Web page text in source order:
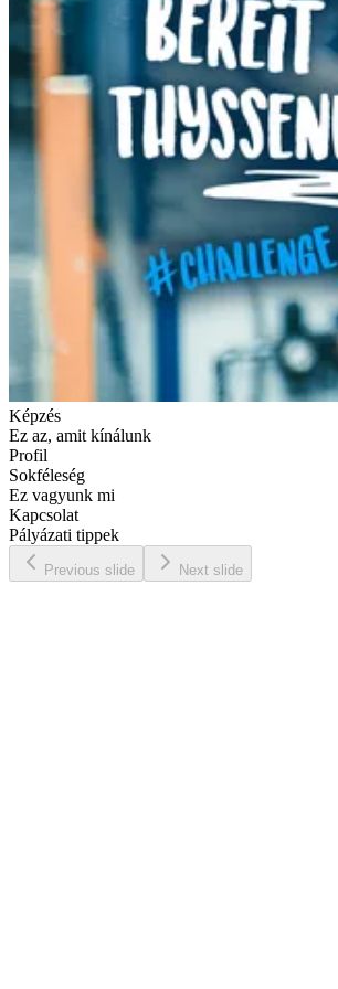
Képzés
Ez az, amit kínálunk
Profil
Sokféleség
Ez vagyunk mi
Kapcsolat
Pályázati tippek
Previous slide Next slide